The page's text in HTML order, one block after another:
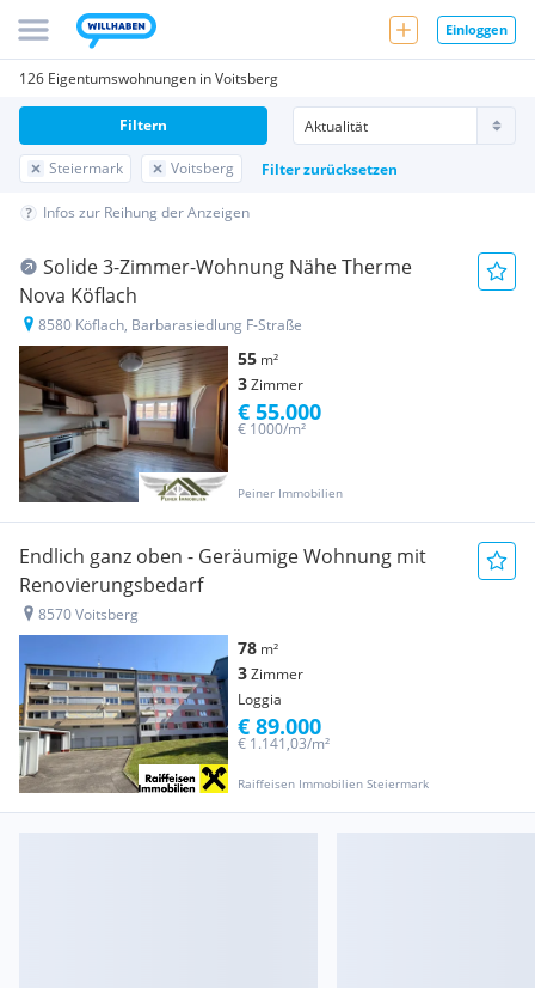
Einloggen
126 Eigentumswohnungen in Voitsberg
Steiermark Voitsberg Filter zurücksetzen
Filtern
Infos zur Reihung der Anzeigen
Solide 3-Zimmer-Wohnung Nähe Therme
Nova Köflach
8580 Köflach, Barbarasiedlung F-Straße
55 m²
3Zimmer
Peiner Immobilien
€ 1000/m²
€ 55.000
Endlich ganz oben - Geräumige Wohnung mit
Renovierungsbedarf
8570 Voitsberg
78 m²
3Zimmer
Loggia
Raiffeisen Immobilien Steiermark
€ 1.141,03/m²
€ 89.000